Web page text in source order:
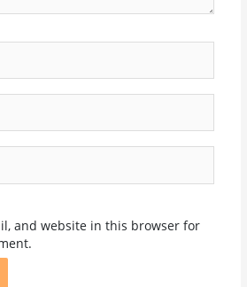
and website in this browser for